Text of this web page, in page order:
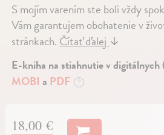
S mojím varením ste boli vždy
Vám garantujem obohatenie v
stránkach.Čítať ďalej↓
E-kniha na stiahnutie v digitálnych
MOBI a PDF ?
18,00 €